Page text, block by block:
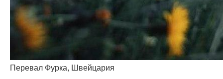
Перевал Фурка, Швейцария